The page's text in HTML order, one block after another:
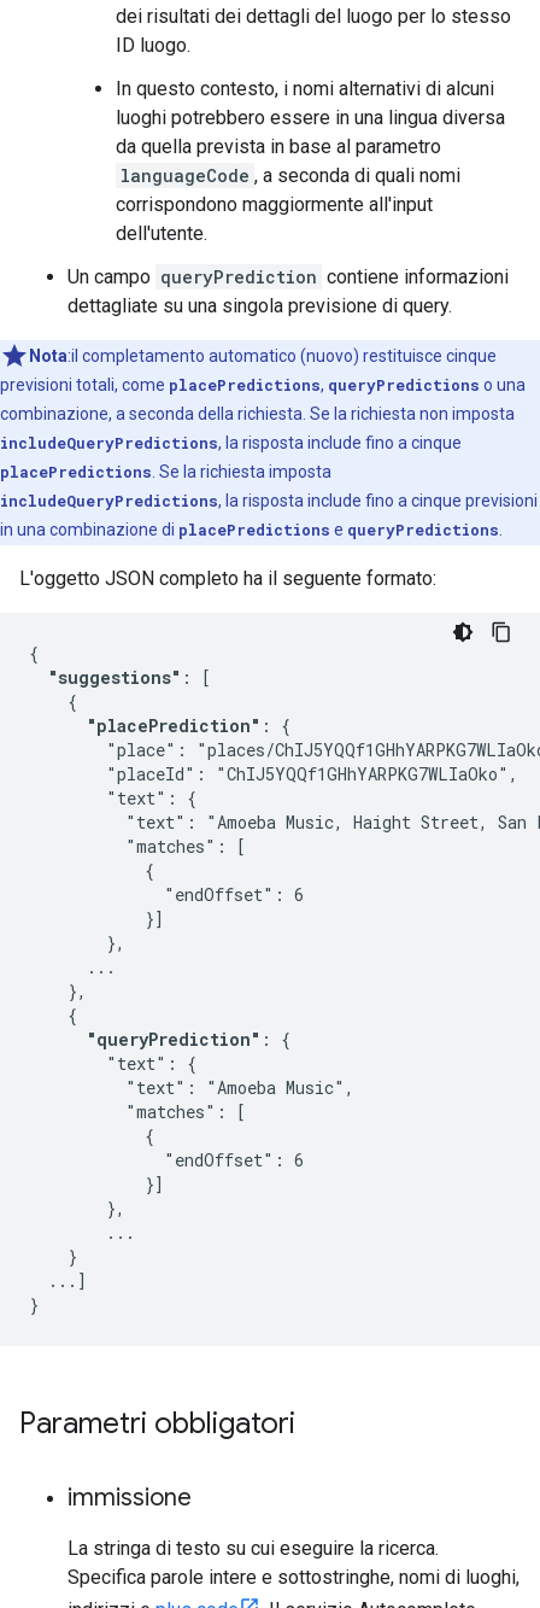
dei risultati dei dettagli del luogo per lo stesso
ID luogo.
In questo contesto, i nomi alternativi di alcuni
luoghi potrebbero essere in una lingua diversa
da quella prevista in base al parametro
languageCode , a seconda di quali nomi
corrispondono maggiormente all'input
dell'utente.
Un campo queryPrediction contiene informazioni
dettagliate su una singola previsione di query.
Nota:il completamento automatico (nuovo) restituisce cinque
previsioni totali, come placePredictions, queryPredictions o una
combinazione, a seconda della richiesta. Se la richiesta non imposta
includeQueryPredictions, la risposta include fino a cinque
placePredictions . Se la richiesta imposta
includeQueryPredictions, la risposta include fino a cinque previsioni
in una combinazione di placePredictions e queryPredictions
L'oggetto JSON completo ha il seguente formato:
{
"suggestions" : [
    {
"placePrediction" : {
"place": "places/
        "placeId": "ChIJ5YQQf1GHhYARPKG7WLIaOko",
        "text": {
"text": "Amoeba Music, Haight Street, San
          "matches": [
            {
              "endOffset": 6
            }]
        },
      ...
    },
    {
"queryPrediction" : {
        "text": {
          "text": "Amoeba Music",
          "matches": [
            {
              "endOffset": 6
            }]
        },
        ...
    }
  ...]
}
Parametri obbligatori
immissione
La stringa di testo su cui eseguire la ricerca.
Specifica parole intere e sottostringhe, nomi di luoghi,